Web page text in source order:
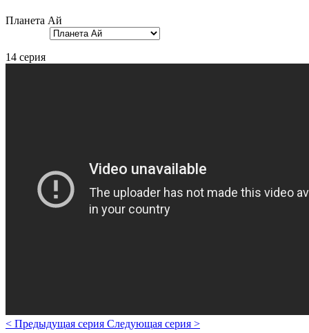
Планета Aй
14 серия
< Предыдущая серия Следующая серия >